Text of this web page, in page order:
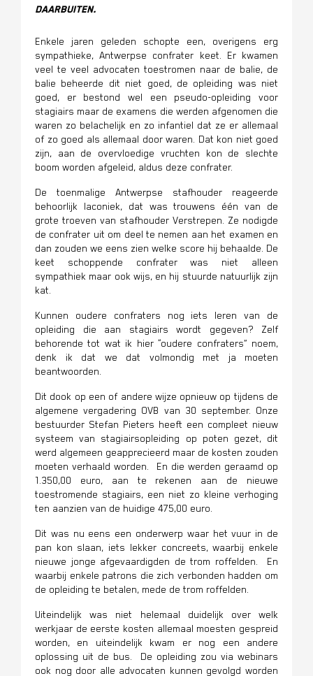
daarbuiten.
Enkele jaren geleden schopte een, overigens erg
sympathieke, Antwerpse confrater keet. Er kwamen
veel te veel advocaten toestromen naar de balie, de
balie beheerde dit niet goed, de opleiding was niet
goed, er bestond wel een pseudo-opleiding voor
stagiairs maar de examens die werden afgenomen die
waren zo belachelijk en zo infantiel dat ze er allemaal
of zo goed als allemaal door waren. Dat kon niet goed
zijn, aan de overvloedige vruchten kon de slechte
boom worden afgeleid, aldus deze confrater.
De toenmalige Antwerpse stafhouder reageerde
behoorlijk laconiek, dat was trouwens één van de
grote troeven van stafhouder Verstrepen. Ze nodigde
de confrater uit om deel te nemen aan het examen en
dan zouden we eens zien welke score hij behaalde. De
keet schoppende confrater was niet alleen
sympathiek maar ook wijs, en hij stuurde natuurlijk zijn
kat.
Kunnen oudere confraters nog iets leren van de
opleiding die aan stagiairs wordt gegeven? Zelf
behorende tot wat ik hier “oudere confraters” noem,
denk ik dat we dat volmondig met ja moeten
beantwoorden.
Dit dook op een of andere wijze opnieuw op tijdens de
algemene vergadering OVB van 30 september. Onze
bestuurder Stefan Pieters heeft een compleet nieuw
systeem van stagiairsopleiding op poten gezet, dit
werd algemeen geapprecieerd maar de kosten zouden
moeten verhaald worden. En die werden geraamd op
1.350,00 euro, aan te rekenen aan de nieuwe
toestromende stagiairs, een niet zo kleine verhoging
ten aanzien van de huidige 475,00 euro.
Dit was nu eens een onderwerp waar het vuur in de
pan kon slaan, iets lekker concreets, waarbij enkele
nieuwe jonge afgevaardigden de trom roffelden. En
waarbij enkele patrons die zich verbonden hadden om
de opleiding te betalen, mede de trom roffelden.
Uiteindelijk was niet helemaal duidelijk over welk
werkjaar de eerste kosten allemaal moesten gespreid
worden, en uiteindelijk kwam er nog een andere
oplossing uit de bus. De opleiding zou via webinars
ook nog door alle advocaten kunnen gevolgd worden